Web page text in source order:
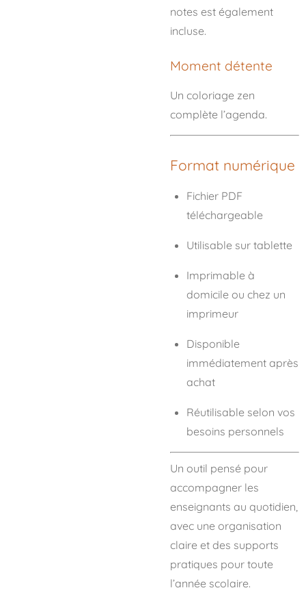
notes est également
incluse.
Moment détente
Un coloriage zen
complète l’agenda.
Format numérique
Fichier PDF
téléchargeable
Utilisable sur tablette
Imprimable à
domicile ou chez un
imprimeur
Disponible
immédiatement après
achat
Réutilisable selon vos
besoins personnels
Un outil pensé pour
accompagner les
enseignants au quotidien,
avec une organisation
claire et des supports
pratiques pour toute
l’année scolaire.